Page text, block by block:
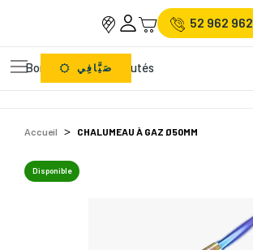
52 962 962
Bons Plans Nouveautés
صَيَّافِي
Accueil CHALUMEAU À GAZ Ø50MM
Disponible